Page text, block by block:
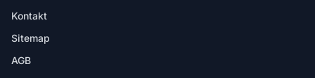
Kontakt
Sitemap
AGB